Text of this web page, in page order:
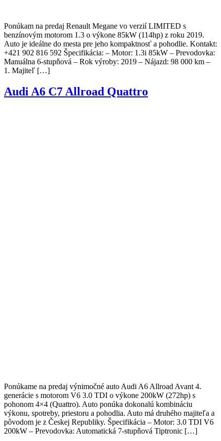
Ponúkam na predaj Renault Megane vo verzií LIMITED s
benzínovým motorom 1.3 o výkone 85kW (114hp) z roku 2019.
Auto je ideálne do mesta pre jeho kompaktnosť a pohodlie. Kontakt:
+421 902 816 592 Špecifikácia: – Motor: 1.3i 85kW – Prevodovka:
Manuálna 6-stupňová – Rok výroby: 2019 – Nájazd: 98 000 km –
1. Majiteľ […]
Audi A6 C7 Allroad Quattro
Ponúkame na predaj výnimočné auto Audi A6 Allroad Avant 4.
generácie s motorom V6 3.0 TDI o výkone 200kW (272hp) s
pohonom 4×4 (Quattro). Auto ponúka dokonalú kombináciu
výkonu, spotreby, priestoru a pohodlia. Auto má druhého majiteľa a
pôvodom je z Českej Republiky. Špecifikácia – Motor: 3.0 TDI V6
200kW – Prevodovka: Automatická 7-stupňová Tiptronic […]